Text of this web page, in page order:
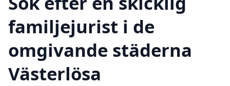
familjejurist i de
omgivande städerna
Västerlösa